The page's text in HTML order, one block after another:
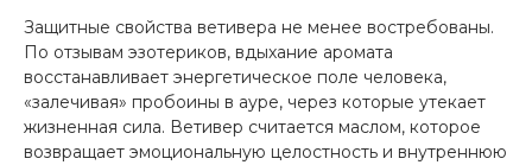
Защитные свойства ветивера не менее востребованы.
По отзывам эзотериков, вдыхание аромата
восстанавливает энергетическое поле человека,
«залечивая» пробоины в ауре, через которые утекает
жизненная сила. Ветивер считается маслом, которое
возвращает эмоциональную целостность и внутреннюю